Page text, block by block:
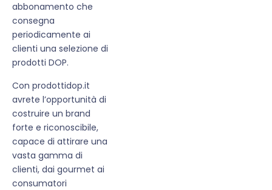
abbonamento che
consegna
periodicamente ai
clienti una selezione di
prodotti DOP.
Con prodottidop.it
avrete l’opportunità di
costruire un brand
forte e riconoscibile,
capace di attirare una
vasta gamma di
clienti, dai gourmet ai
consumatori